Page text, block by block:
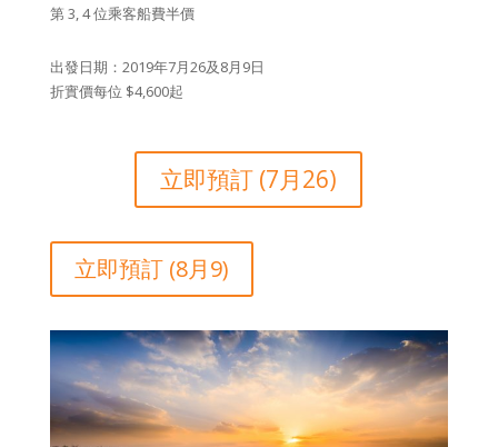
第 3, 4 位乘客船費半價
出發日期：2019年7月26及8月9日
折實價每位 $4,600起
立即預訂 (7月26)
立即預訂 (8月9)